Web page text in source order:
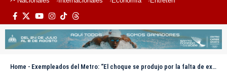
Home - Exempleados del Metro: “El choque se produjo por la falta de experiencia del nuevo personal”